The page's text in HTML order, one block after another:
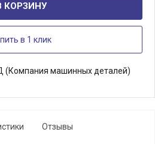
КОРЗИНУ
в 1 клик
(Компания машинных деталей)
Отзывы